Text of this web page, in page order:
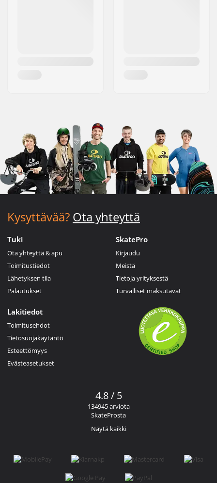
Kysyttävää? Ota yhteyttä
Tuki
Ota yhteyttä & apu
Toimitustiedot
Lähetyksen tila
Palautukset
SkatePro
Kirjaudu
Meistä
Tietoja yrityksestä
Turvalliset maksutavat
Lakitiedot
Toimitusehdot
Tietosuojakäytäntö
Esteettömyys
Evästeasetukset
4.8 / 5
134945 arviota
SkateProsta
Näytä kaikki